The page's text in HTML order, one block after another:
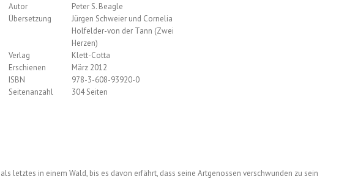
Autor
Peter S. Beagle
Übersetzung
Jürgen Schweier und Cornelia
Holfelder-von der Tann (Zwei
Herzen)
Verlag
Klett-Cotta
Erschienen
März 2012
ISBN
978-3-608-93920-0
Seitenanzahl
304 Seiten
letztes in einem Wald, bis es davon erfährt, dass seine Artgenossen verschwunden zu sein